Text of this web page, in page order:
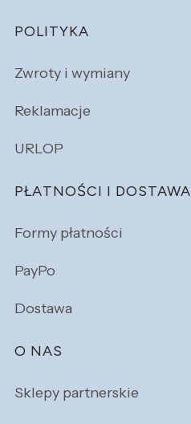
POLITYKA
Zwroty i wymiany
Reklamacje
URLOP
PŁATNOŚCI I DOSTAWA
Formy płatności
PayPo
Dostawa
O NAS
Sklepy partnerskie